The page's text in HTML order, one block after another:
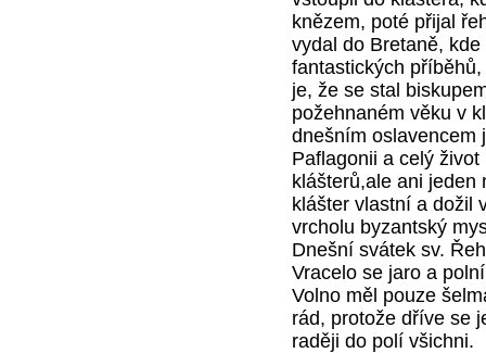
knězem, poté přijal
vydal do Bretaně,
fantastických
je, že se stal
požehnaném věku v
dnešním oslavencem
Paflagonii a celý
klášterů,ale ani jeden
klášter vlastní a dožil
vrcholu byzantský
Dnešní svátek sv.
Vracelo se jaro a
Volno měl pouze
rád, protože dříve se
raději do polí všichni.